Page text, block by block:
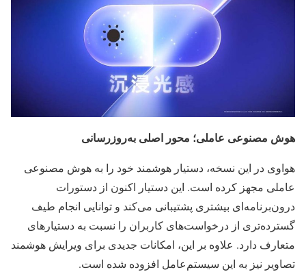
هوش مصنوعی عاملی؛ محور اصلی به‌روزرسانی
هواوی در این نسخه، دستیار هوشمند خود را به هوش مصنوعی
عاملی مجهز کرده است. این دستیار اکنون از دستورات
درون‌برنامه‌ای بیشتری پشتیبانی می‌کند و توانایی انجام طیف
گسترده‌تری از درخواست‌های کاربران را نسبت به دستیارهای
متعارف دارد. علاوه بر این، امکانات جدیدی برای ویرایش هوشمند
تصاویر نیز به این سیستم‌عامل افزوده شده است.